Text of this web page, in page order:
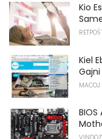
Kio
Kiel
MACOJ